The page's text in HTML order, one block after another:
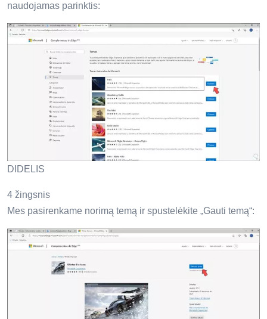
naudojamas parinktis:
DIDELIS
4 žingsnis
Mes pasirenkame norimą temą ir spustelėkite „Gauti temą“: